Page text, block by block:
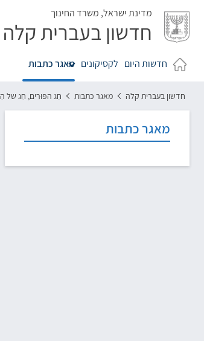
דלג
מדינת ישראל, משרד החינוך
חדשון בעברית קלה
חדשות היום לקסיקונים מאגר כתבות
חדשון בעברית קלה מאגר כתבות חַג הפּוּרִים, חַג של
מאגר כתבות